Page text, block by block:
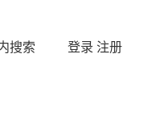
搜索 登录 注册